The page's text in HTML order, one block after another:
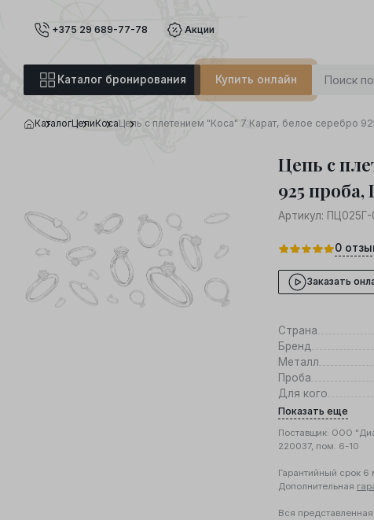
+375 29 689-77-78 Акции
Каталог бронирования Купить онлайн
КаталогЦепиКосаЦепь с плетением "Коса" 7 Карат, белое серебро
Цепь с
925
Артикул: ПЦ025Г-
0
Заказать
Страна
Бренд
Металл
Проба
Для кого
Показать еще
Поставщик: ООО
220037, пом. 6-10
Гарантийный срок 6
Дополнительная
Вся